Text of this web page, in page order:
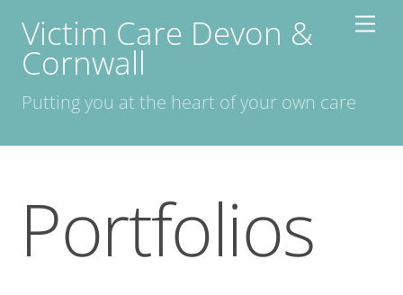
content
Victim Care Devon &
Cornwall
Putting you at the heart of your own care
Portfolios